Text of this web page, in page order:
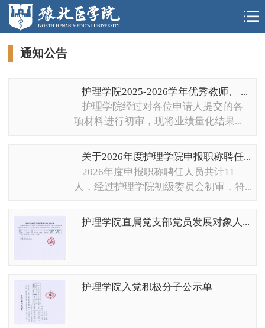
通知公告
护理学院2025-2026学年优秀教师、 ...
护理学院经过对各位申请人提交的各
项材料进行初审，现将业绩量化结果...
关于2026年度护理学院申报职称聘任...
2026年度申报职称聘任人员共计11
人，经过护理学院初级委员会初审，符...
护理学院直属党支部党员发展对象人...
护理学院入党积极分子公示单